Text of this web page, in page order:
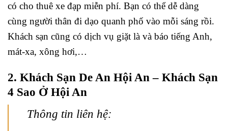
có cho thuê xe đạp miễn phí. Bạn có thể dễ dàng
cùng người thân đi dạo quanh phố vào mỗi sáng rồi.
Khách sạn cũng có dịch vụ giặt là và báo tiếng Anh,
mát-xa, xông hơi,…
2. Khách Sạn De An Hội An – Khách Sạn
4 Sao Ở Hội An
Thông tin liên hệ: